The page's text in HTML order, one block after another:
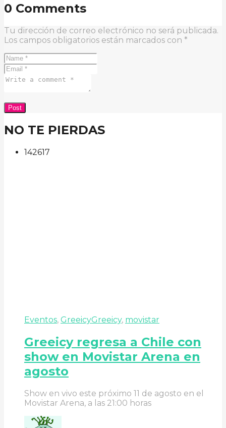
0 Comments
Tu dirección de correo electrónico no será publicada.
Los campos obligatorios están marcados con *
NO TE PIERDAS
142617
Eventos, GreeicyGreeicy, movistar
Greeicy regresa a Chile con
show en Movistar Arena en
agosto
Show en vivo este próximo 11 de agosto en el
Movistar Arena, a las 21:00 horas